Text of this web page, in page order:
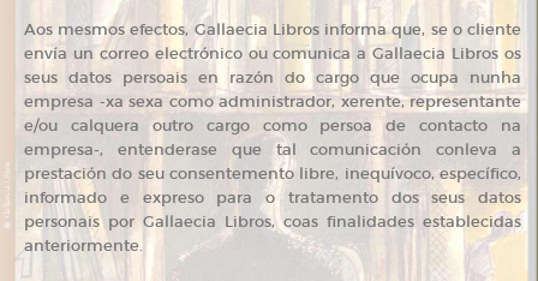
Aos mesmos efectos, Gallaecia Libros informa que, se o cliente
envía un correo electrónico ou comunica a Gallaecia Libros os
seus datos persoais en razón do cargo que ocupa nunha
empresa -xa sexa como administrador, xerente, representante
e/ou calquera outro cargo como persoa de contacto na
empresa-, entenderase que tal comunicación conleva a
prestación do seu consentemento libre, inequívoco, específico,
informado e expreso para o tratamento dos seus datos
personais por Gallaecia Libros, coas finalidades establecidas
anteriormente.